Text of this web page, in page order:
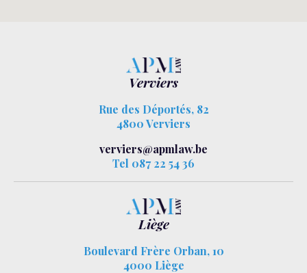
Verviers
Rue des Déportés, 82
4800 Verviers
verviers@apmlaw.be
Tel 087 22 54 36
Liège
Boulevard Frère Orban, 10
4000 Liège